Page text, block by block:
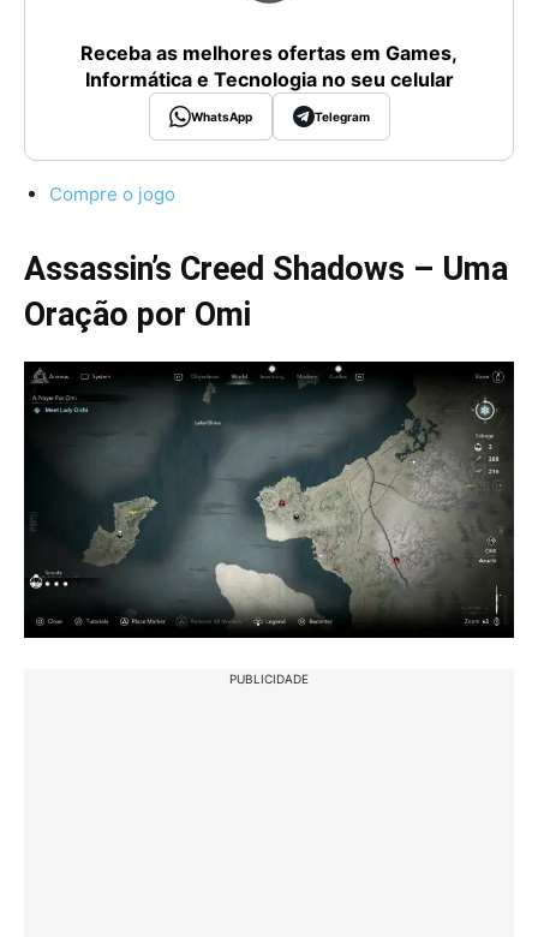
Receba as melhores ofertas em Games,
Informática e Tecnologia no seu celular
WhatsApp Telegram
Compre o jogo
Assassin’s Creed Shadows – Uma
Oração por Omi
PUBLICIDADE